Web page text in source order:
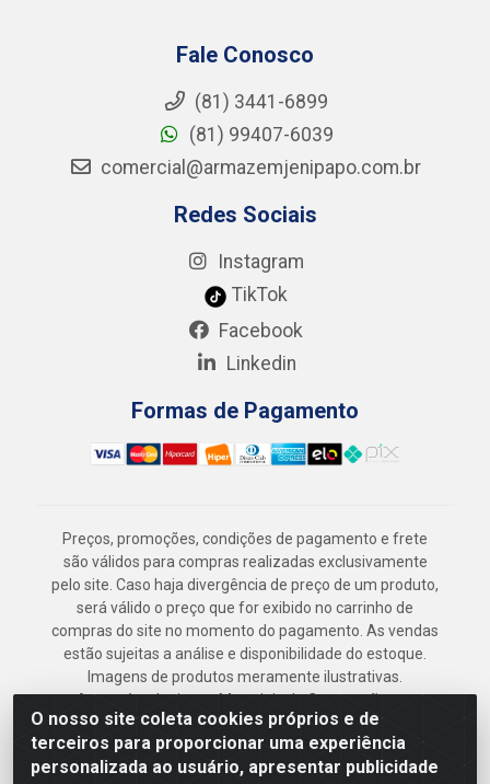
O nosso site coleta cookies próprios e de
terceiros para proporcionar uma experiência
personalizada ao usuário, apresentar publicidade
Fale Conosco
(81) 3441-6899
(81) 99407-6039
comercial@armazemjenipapo.com.br
Redes Sociais
Instagram
TikTok
Facebook
Linkedin
Formas de Pagamento
Preços, promoções, condições de pagamento e frete
são válidos para compras realizadas exclusivamente
pelo site. Caso haja divergência de preço de um produto,
será válido o preço que for exibido no carrinho de
compras do site no momento do pagamento. As vendas
estão sujeitas a análise e disponibilidade do estoque.
Imagens de produtos meramente ilustrativas.
Armazém Jenipapo Materiais de Construção em
Geral LTDA - Rua das Flores, 2691 - Guabiraba,
Recife/PE - CEP 52.291-630 - CNPJ
41.097.379/0001-